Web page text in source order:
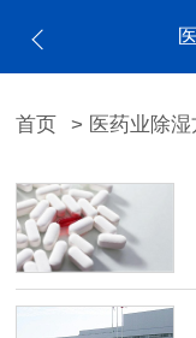
首页 > 医药业除湿